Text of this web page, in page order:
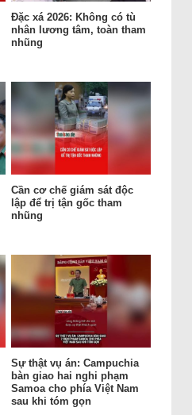
Đặc xá 2026: Không có tù
nhân lương tâm, toàn tham
nhũng
Cần cơ chế giám sát độc
lập để trị tận gốc tham
nhũng
Sự thật vụ án: Campuchia
bàn giao hai nghi phạm
Samoa cho phía Việt Nam
sau khi tóm gọn